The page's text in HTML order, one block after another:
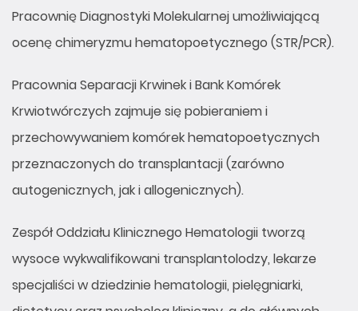
Pracownię Diagnostyki Molekularnej umożliwiającą
ocenę chimeryzmu hematopoetycznego (STR/PCR).
Pracownia Separacji Krwinek i Bank Komórek
Krwiotwórczych zajmuje się pobieraniem i
przechowywaniem komórek hematopoetycznych
przeznaczonych do transplantacji (zarówno
autogenicznych, jak i allogenicznych).
Zespół Oddziału Klinicznego Hematologii tworzą
wysoce wykwalifikowani transplantolodzy, lekarze
specjaliści w dziedzinie hematologii, pielęgniarki,